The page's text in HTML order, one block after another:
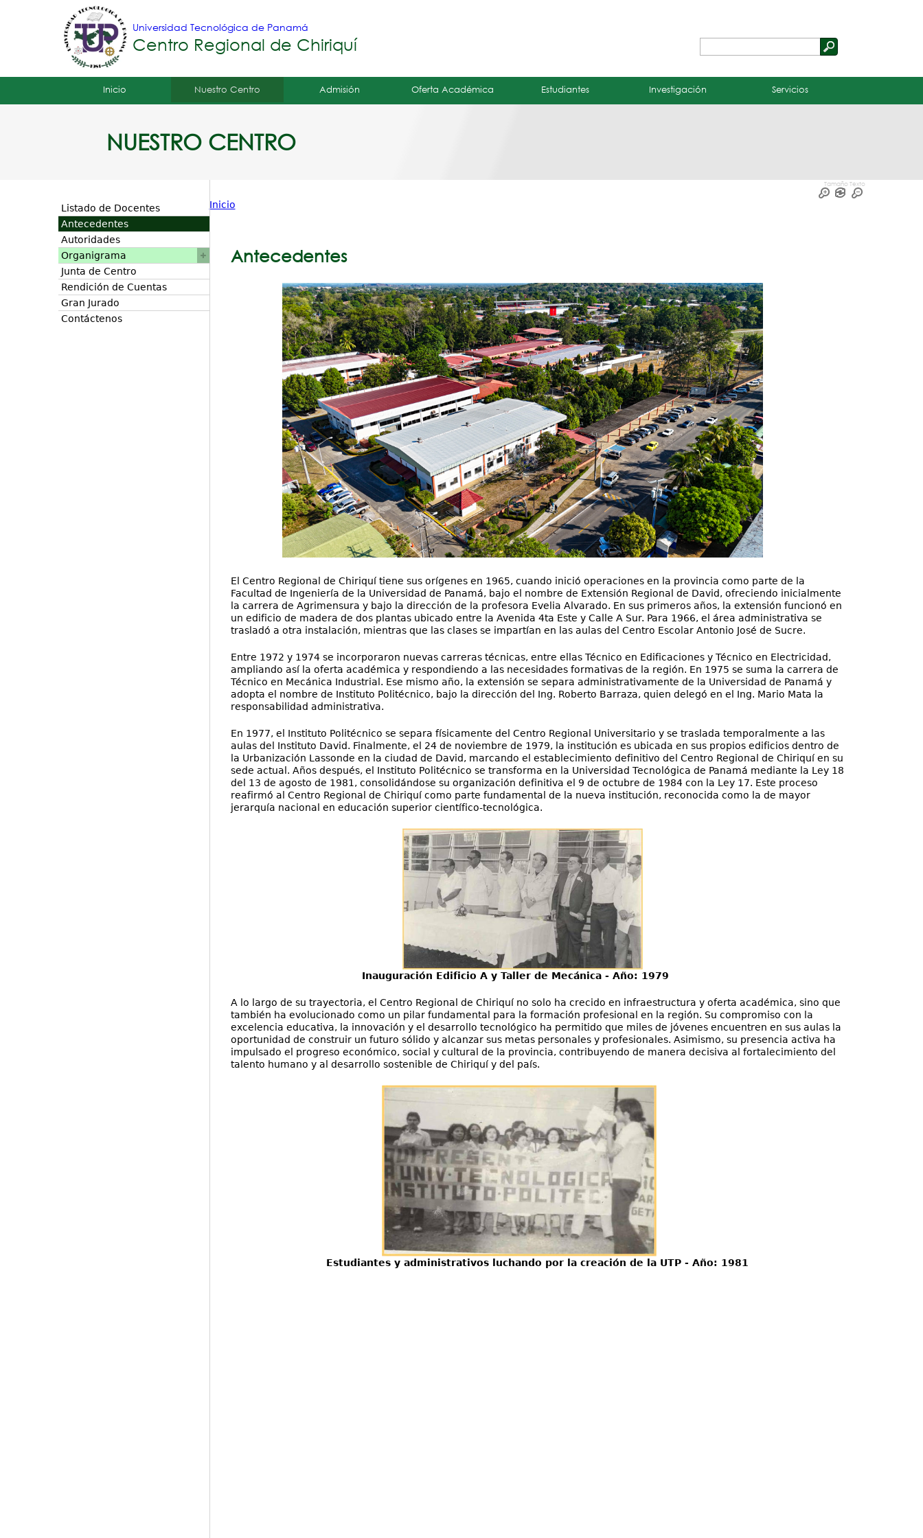
de
Universidad Tecnológica de Panamá
Centro Regional de Chiriquí
Tropical
Principal
Inicio Nuestro Centro Admisión Oferta Académica Estudiantes Investigación Servicios
NUESTRO CENTRO
Tamaño Texto
está
Inicio
Antecedentes
El Centro Regional de Chiriquí tiene sus orígenes en 1965, cuando inició operaciones en la provincia como parte de la
Facultad de Ingeniería de la Universidad de Panamá, bajo el nombre de Extensión Regional de David, ofreciendo inicialmente
la carrera de Agrimensura y bajo la dirección de la profesora Evelia Alvarado. En sus primeros años, la extensión funcionó en
un edificio de madera de dos plantas ubicado entre la Avenida 4ta Este y Calle A Sur. Para 1966, el área administrativa se
trasladó a otra instalación, mientras que las clases se impartían en las aulas del Centro Escolar Antonio José de Sucre.
Entre 1972 y 1974 se incorporaron nuevas carreras técnicas, entre ellas Técnico en Edificaciones y Técnico en Electricidad,
ampliando así la oferta académica y respondiendo a las necesidades formativas de la región. En 1975 se suma la carrera de
Técnico en Mecánica Industrial. Ese mismo año, la extensión se separa administrativamente de la Universidad de Panamá y
adopta el nombre de Instituto Politécnico, bajo la dirección del Ing. Roberto Barraza, quien delegó en el Ing. Mario Mata la
responsabilidad administrativa.
En 1977, el Instituto Politécnico se separa físicamente del Centro Regional Universitario y se traslada temporalmente a las
aulas del Instituto David. Finalmente, el 24 de noviembre de 1979, la institución es ubicada en sus propios edificios dentro de
la Urbanización Lassonde en la ciudad de David, marcando el establecimiento definitivo del Centro Regional de Chiriquí en su
sede actual. Años después, el Instituto Politécnico se transforma en la Universidad Tecnológica de Panamá mediante la Ley 18
del 13 de agosto de 1981, consolidándose su organización definitiva el 9 de octubre de 1984 con la Ley 17. Este proceso
reafirmó al Centro Regional de Chiriquí como parte fundamental de la nueva institución, reconocida como la de mayor
jerarquía nacional en educación superior científico-tecnológica.
Inauguración Edificio A y Taller de Mecánica - Año: 1979
A lo largo de su trayectoria, el Centro Regional de Chiriquí no solo ha crecido en infraestructura y oferta académica, sino que
también ha evolucionado como un pilar fundamental para la formación profesional en la región. Su compromiso con la
excelencia educativa, la innovación y el desarrollo tecnológico ha permitido que miles de jóvenes encuentren en sus aulas la
oportunidad de construir un futuro sólido y alcanzar sus metas personales y profesionales. Asimismo, su presencia activa ha
impulsado el progreso económico, social y cultural de la provincia, contribuyendo de manera decisiva al fortalecimiento del
talento humano y al desarrollo sostenible de Chiriquí y del país.
Estudiantes y administrativos luchando por la creación de la UTP - Año: 1981
Listado de Docentes
Antecedentes
Autoridades
Organigrama
Junta de Centro
Rendición de Cuentas
Gran Jurado
Contáctenos